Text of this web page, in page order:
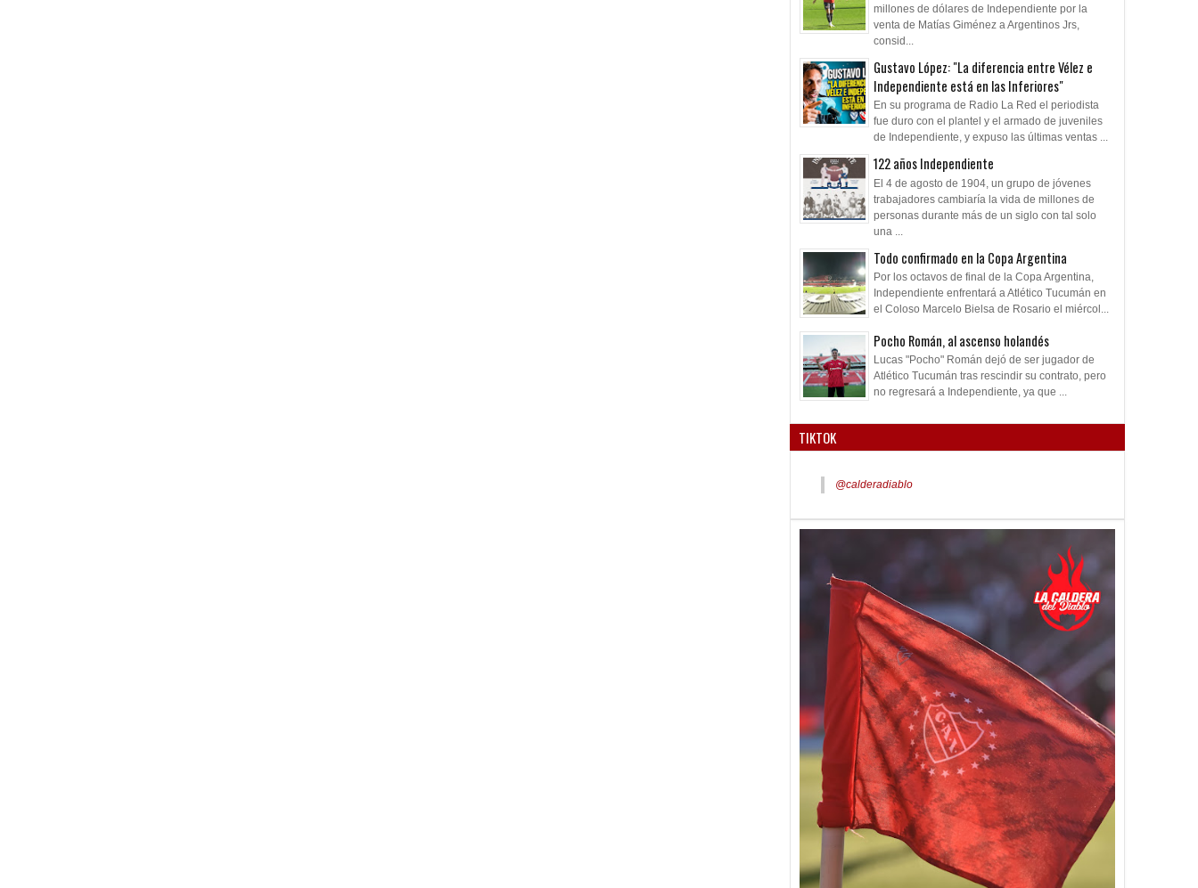
millones de dólares de Independiente por la
venta de Matías Giménez a Argentinos Jrs,
consid...
Gustavo López: "La diferencia entre Vélez e
Independiente está en las Inferiores"
En su programa de Radio La Red el periodista
fue duro con el plantel y el armado de juveniles
de Independiente, y expuso las últimas ventas ...
122 años Independiente
El 4 de agosto de 1904, un grupo de jóvenes
trabajadores cambiaría la vida de millones de
personas durante más de un siglo con tal solo
una ...
Todo confirmado en la Copa Argentina
Por los octavos de final de la Copa Argentina,
Independiente enfrentará a Atlético Tucumán en
el Coloso Marcelo Bielsa de Rosario el miércol...
Pocho Román, al ascenso holandés
Lucas "Pocho" Román dejó de ser jugador de
Atlético Tucumán tras rescindir su contrato, pero
no regresará a Independiente, ya que ...
TIKTOK
@calderadiablo